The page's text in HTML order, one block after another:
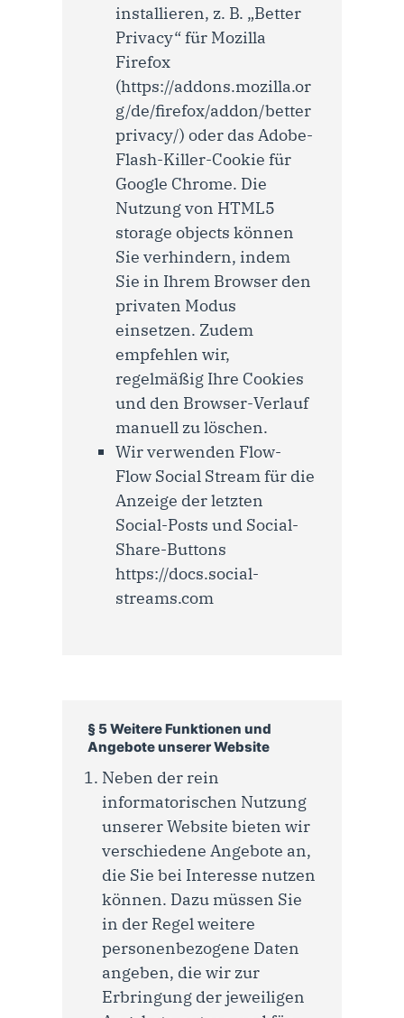
installieren, z. B. „Better
Privacy“ für Mozilla
Firefox
(https://addons.mozilla.or
g/de/firefox/addon/better
privacy/) oder das Adobe-
Flash-Killer-Cookie für
Google Chrome. Die
Nutzung von HTML5
storage objects können
Sie verhindern, indem
Sie in Ihrem Browser den
privaten Modus
einsetzen. Zudem
empfehlen wir,
regelmäßig Ihre Cookies
und den Browser-Verlauf
manuell zu löschen.
Wir verwenden Flow-
Flow Social Stream für die
Anzeige der letzten
Social-Posts und Social-
Share-Buttons
https://docs.social-
streams.com
§ 5 Weitere Funktionen und
Angebote unserer Website
Neben der rein
informatorischen Nutzung
unserer Website bieten wir
verschiedene Angebote an,
die Sie bei Interesse nutzen
können. Dazu müssen Sie
in der Regel weitere
personenbezogene Daten
angeben, die wir zur
Erbringung der jeweiligen